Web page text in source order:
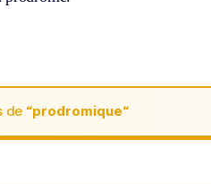
de “prodromique“